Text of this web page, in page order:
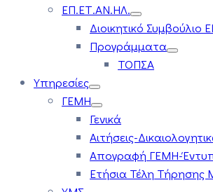
ΕΠ.ΕΤ.ΑΝ.ΗΛ.
Διοικητικό Συμβούλιο
Προγράμματα
ΤΟΠΣΑ
Υπηρεσίες
ΓΕΜΗ
Γενικά
Αιτήσεις-
Απογραφή ΓΕΜΗ-
Ετήσια Τέλη Τήρησης